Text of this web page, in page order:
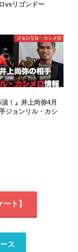
vsリゴンドー
ジョンリル・カシメロ
須！』井上尚弥4月
ジョンリル・カシ
ト】
ス